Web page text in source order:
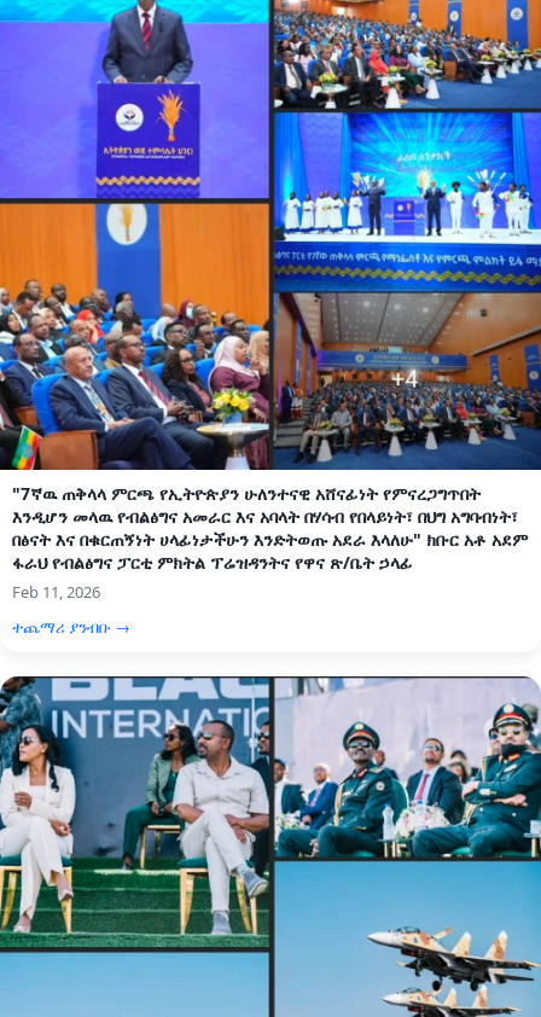
"7ኛዉ ጠቅላላ ምርጫ የኢትዮጵያን ሁለንተናዊ አሸናፊነት የምናረጋግጥበት
እንዲሆን መላዉ የብልፅግና አመራር እና አባላት በሃሳብ የበላይነት፣ በህግ አግባብነት፣
በፅናት እና በቁርጠኝነት ሀላፊነታችሁን እንድትወጡ አደራ እላለሁ" ክቡር አቶ አደም
ፋራህ የብልፅግና ፓርቲ ምክትል ፕሬዝዳንትና የዋና ጽ/ቤት ኃላፊ
Feb 11, 2026
ተጨማሪ ያንብቡ →